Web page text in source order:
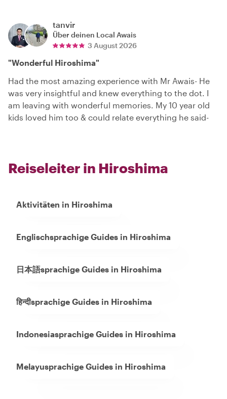
tanvir
Über deinen Local Awais
3 August 2026
"Wonderful Hiroshima"
Had the most amazing experience with Mr Awais- He
was very insightful and knew everything to the dot. I
am leaving with wonderful memories. My 10 year old
kids loved him too & could relate everything he said-
Reiseleiter in Hiroshima
Aktivitäten in Hiroshima
Englischsprachige Guides in Hiroshima
日本語sprachige Guides in Hiroshima
हिन्दीsprachige Guides in Hiroshima
Indonesiasprachige Guides in Hiroshima
Melayusprachige Guides in Hiroshima